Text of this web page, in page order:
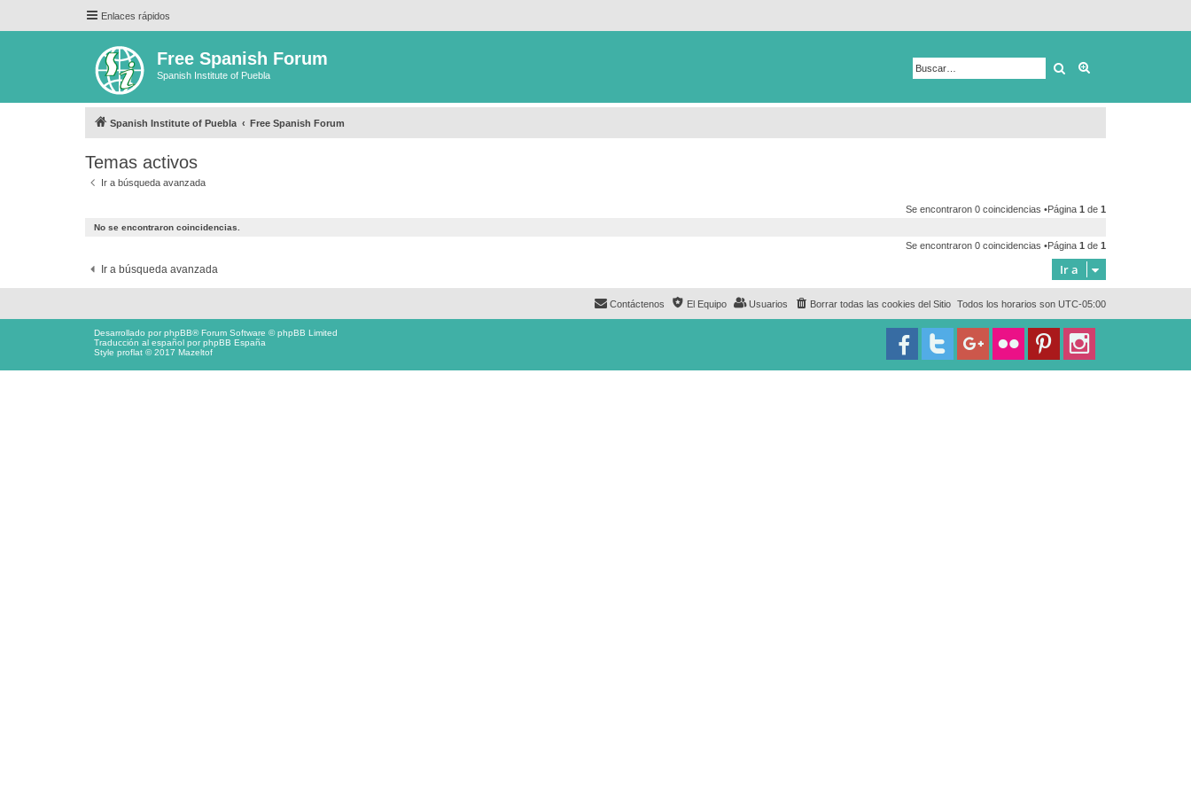
Enlaces rápidos
Free Spanish Forum
Spanish Institute of Puebla Buscar
Spanish Institute of Puebla Free Spanish Forum
Temas activos
Ir a búsqueda avanzada
Se encontraron 0 coincidencias •Página 1 de 1
No se encontraron coincidencias.
Se encontraron 0 coincidencias •Página 1 de 1
Ir a búsqueda avanzada Ir a
Todos los horarios son UTC-05:00
Borrar todas las cookies del Sitio
Usuarios
El Equipo
Contáctenos
Desarrollado porphpBB® Forum Software © phpBB Limited
Traducción al español porphpBB España
Style proflat © 2017 Mazeltof